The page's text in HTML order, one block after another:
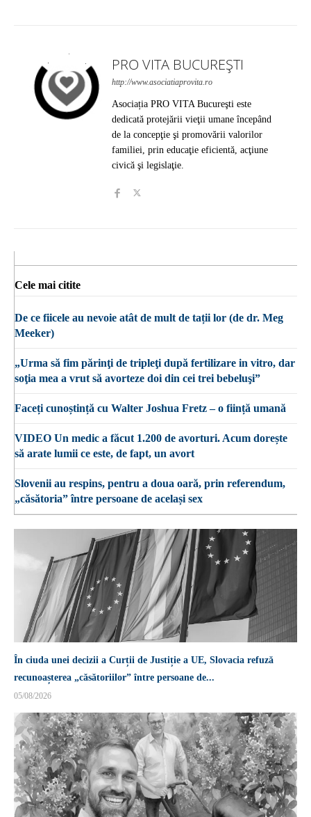
PRO VITA BUCUREȘTI
http://www.asociatiaprovita.ro
Asociația PRO VITA Bucureşti este
dedicată protejării vieţii umane începând
de la concepţie şi promovării valorilor
familiei, prin educaţie eficientă, acţiune
civică şi legislaţie.
În ciuda unei decizii a Curții de Justiție a UE, Slovacia refuză
recunoașterea „căsătoriilor” între persoane de...
05/08/2026
Cele mai citite
De ce fiicele au nevoie atât de mult de tații lor (de dr. Meg
Meeker)
„Urma să fim părinţi de tripleţi după fertilizare in vitro, dar
soţia mea a vrut să avorteze doi din cei trei bebeluşi”
Faceți cunoștință cu Walter Joshua Fretz – o ființă umană
VIDEO Un medic a făcut 1.200 de avorturi. Acum dorește
să arate lumii ce este, de fapt, un avort
Slovenii au respins, pentru a doua oară, prin referendum,
„căsătoria” între persoane de același sex